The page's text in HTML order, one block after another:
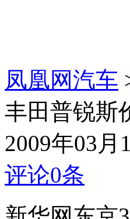
凤凰网汽车
丰田普锐斯
2009年03月
评论0条